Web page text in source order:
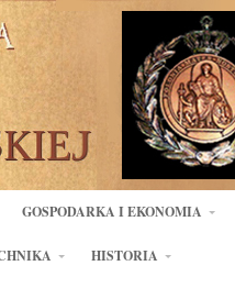
GOSPODARKA I EKONOMIA
HISTORIA